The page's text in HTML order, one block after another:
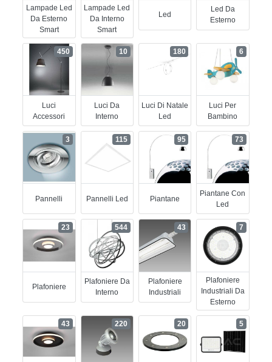
Lampade Led
Da Esterno
Smart
Lampade Led
Da Interno
Smart
Led
Led Da
Esterno
Luci
Accessori
450
Luci Da
Interno
10
Luci Di Natale
Led
180
Luci Per
Bambino
6
Pannelli
3
Pannelli Led
115
Piantane
95
Piantane Con
Led
73
Plafoniere
23
Plafoniere Da
Interno
544
Plafoniere
Industriali
43
Plafoniere
Industriali Da
Esterno
7
43 220 20 5